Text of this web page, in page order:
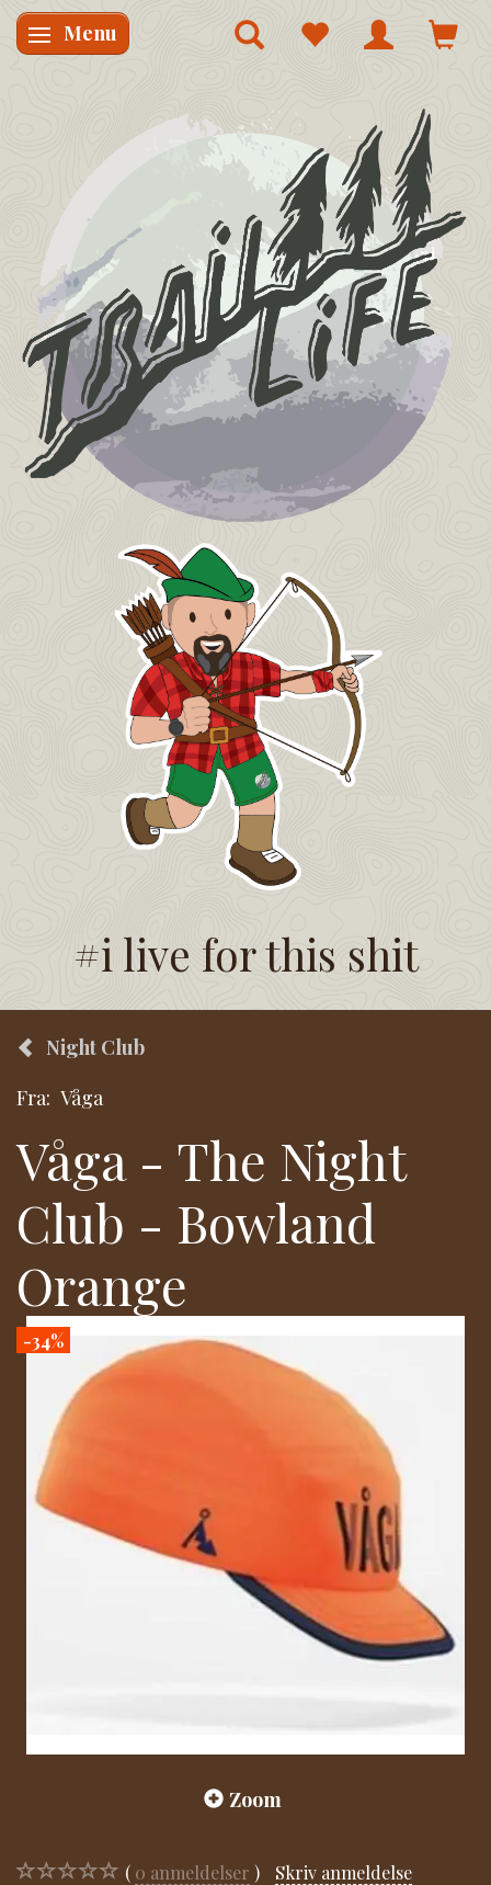
Skifte navigation
Menu
#i live for this shit
Night Club
Fra: Våga
Våga - The Night
Club - Bowland
Orange
-34%
Zoom
0 anmeldelser Skriv anmeldelse